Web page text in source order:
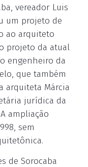
vereador Luis
um projeto de
ao arquiteto
projeto da atual
engenheiro da
que também
arquiteta Márcia
jurídica da
ampliação
sem
de Sorocaba